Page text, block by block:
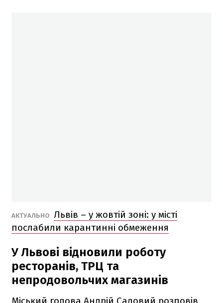
АКТУАЛЬНО Львів – у жовтій зоні: у місті
послабили карантинні обмеження
У Львові відновили роботу
ресторанів, ТРЦ та
непродовольчих магазинів
Міський голова Андрій Садовий розповів,